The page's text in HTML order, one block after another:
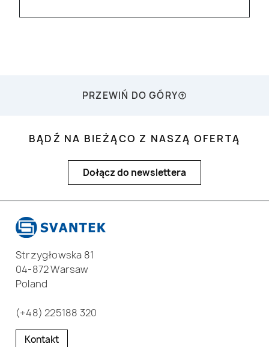
PRZEWIŃ DO GÓRY
BĄDŹ NA BIEŻĄCO Z NASZĄ OFERTĄ
Dołącz do newslettera
Strzygłowska 81
04-872 Warsaw
Poland
(+48) 225188 320
Kontakt